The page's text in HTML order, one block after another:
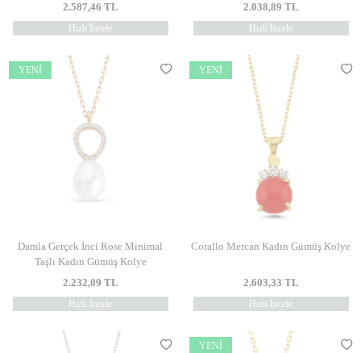
2.587,46 TL
Hızlı İncele
2.038,89 TL
Hızlı İncele
YENI
Damla Gerçek İnci Rose Minimal
Taşlı Kadın Gümüş Kolye
2.232,09 TL
Hızlı İncele
YENI
Corallo Mercan Kadın Gümüş Kolye
2.603,33 TL
Hızlı İncele
YENI